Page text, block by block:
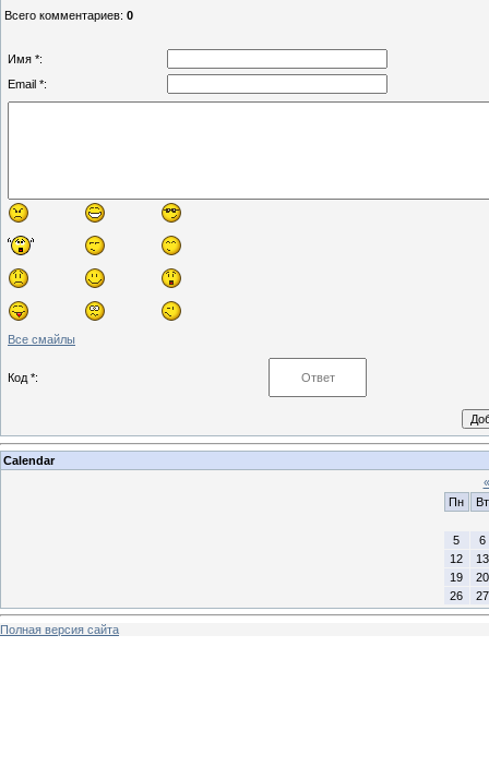
Всего комментариев: 0
Имя *:
Email *:
Все смайлы
Код *:
Calendar
«
Пн
Вт
5
6
12
13
19
20
26
27
Полная версия сайта